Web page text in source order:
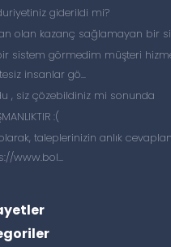
giderildi mi?
olan kazanç sağlamayan bir
sistem görmedim müşteri
insanlar gö...
, siz çözebildiniz mi sonunda
:(
taleplerinizin anlık
www.bol...